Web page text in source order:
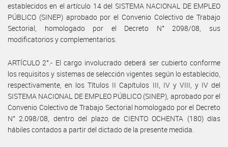
establecidos en el artículo 14 del SISTEMA NACIONAL DE EMPLEO
PÚBLICO (SINEP) aprobado por el Convenio Colectivo de Trabajo
Sectorial, homologado por el Decreto N° 2098/08, sus
modificatorios y complementarios.
ARTÍCULO 2°.- El cargo involucrado deberá ser cubierto conforme
los requisitos y sistemas de selección vigentes según lo establecido,
respectivamente, en los Títulos II Capítulos III, IV y VIII, y IV del
SISTEMA NACIONAL DE EMPLEO PÚBLICO (SINEP), aprobado por el
Convenio Colectivo de Trabajo Sectorial homologado por el Decreto
N° 2.098/08, dentro del plazo de CIENTO OCHENTA (180) días
hábiles contados a partir del dictado de la presente medida.